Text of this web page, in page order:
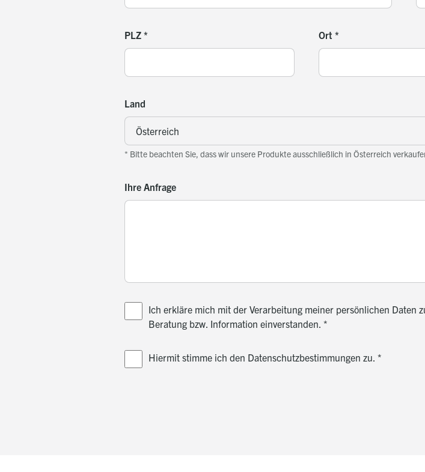
PLZ * Ort*
Land
* Bitte beachten Sie, dass wir unsere Produkte ausschließlich in Österreich
Ihre Anfrage
Ich erkläre mich mit der Verarbeitung meiner persönlichen Daten
Beratung bzw. Information einverstanden. *
Hiermit stimme ich den Datenschutzbestimmungen zu. *